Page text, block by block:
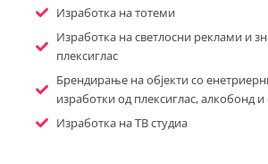
Изработка на тотеми
Изработка на светлосни реклами и
плексиглас
Брендирање на објекти со
изработки од плексиглас, алкобонд
Изработка на ТВ студиа